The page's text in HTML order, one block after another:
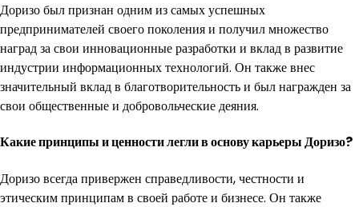
Доризо был признан одним из самых успешных
предпринимателей своего поколения и получил множество
наград за свои инновационные разработки и вклад в развитие
индустрии информационных технологий. Он также внес
значительный вклад в благотворительность и был награжден за
свои общественные и добровольческие деяния.
Какие принципы и ценности легли в основу карьеры Доризо?
Доризо всегда привержен справедливости, честности и
этическим принципам в своей работе и бизнесе. Он также